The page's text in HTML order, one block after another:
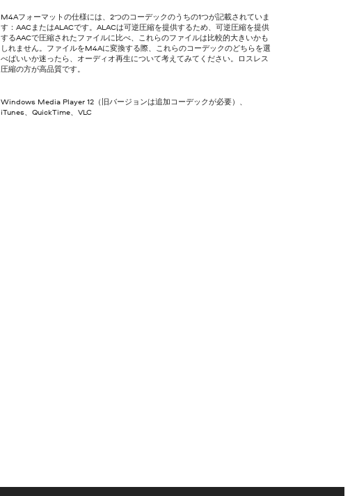
M4Aフォーマットの仕様には、2つのコーデックのうちの1つが記載されていま
す：AACまたはALACです。ALACは可逆圧縮を提供するため、可逆圧縮を提供
するAACで圧縮されたファイルに比べ、これらのファイルは比較的大きいかも
しれません。ファイルをM4Aに変換する際、これらのコーデックのどちらを選
べばいいか迷ったら、オーディオ再生について考えてみてください。ロスレス
圧縮の方が高品質です。
Windows Media Player 12（旧バージョンは追加コーデックが必要）、
iTunes、QuickTime、VLC